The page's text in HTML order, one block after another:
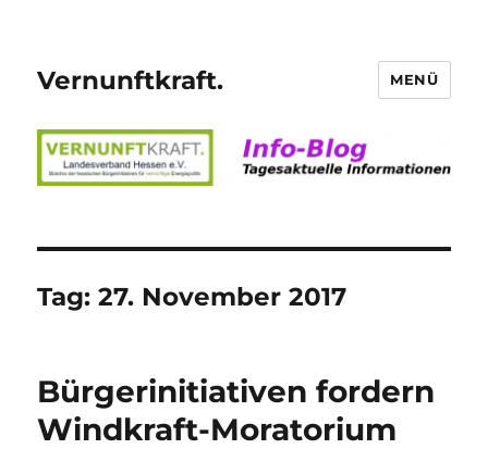
Vernunftkraft. MENÜ
Tag:27. November 2017
Bürgerinitiativen fordern
Windkraft-Moratorium